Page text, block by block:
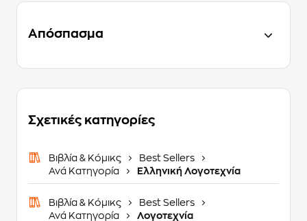
Απόσπασμα
Σχετικές κατηγορίες
Βιβλία & Κόμικς
Best Sellers
Ανά Κατηγορία
Ελληνική Λογοτεχνία
Βιβλία & Κόμικς
Best Sellers
Ανά Κατηγορία
Λογοτεχνία